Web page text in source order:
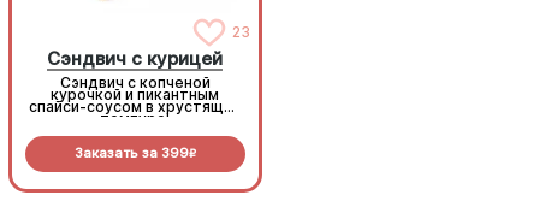
23
Сэндвич с курицей
Сэндвич с копченой
курочкой и пикантным
спайси-соусом в хрустящей
темпуре!
Заказать за 399R